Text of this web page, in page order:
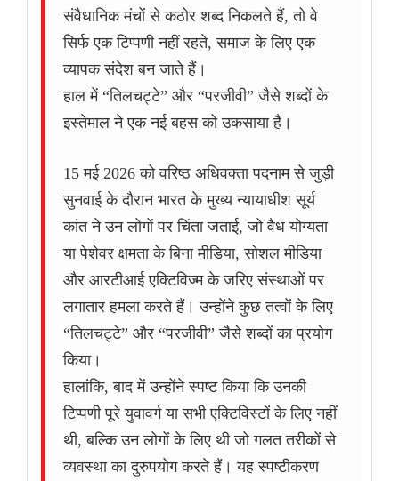
संवैधानिक मंचों से कठोर शब्द निकलते हैं, तो वे
सिर्फ एक टिप्पणी नहीं रहते, समाज के लिए एक
व्यापक संदेश बन जाते हैं।
हाल में “तिलचट्टे” और “परजीवी” जैसे शब्दों के
इस्तेमाल ने एक नई बहस को उकसाया है।
15 मई 2026 को वरिष्ठ अधिवक्ता पदनाम से जुड़ी
सुनवाई के दौरान भारत के मुख्य न्यायाधीश सूर्य
कांत ने उन लोगों पर चिंता जताई, जो वैध योग्यता
या पेशेवर क्षमता के बिना मीडिया, सोशल मीडिया
और आरटीआई एक्टिविज्म के जरिए संस्थाओं पर
लगातार हमला करते हैं। उन्होंने कुछ तत्वों के लिए
“तिलचट्टे” और “परजीवी” जैसे शब्दों का प्रयोग
किया।
हालांकि, बाद में उन्होंने स्पष्ट किया कि उनकी
टिप्पणी पूरे युवावर्ग या सभी एक्टिविस्टों के लिए नहीं
थी, बल्कि उन लोगों के लिए थी जो गलत तरीकों से
व्यवस्था का दुरुपयोग करते हैं। यह स्पष्टीकरण